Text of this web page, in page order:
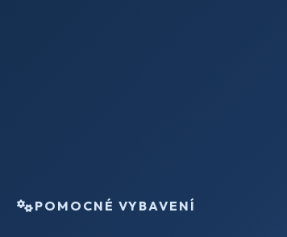
POMOCNÉ VYBAVENÍ